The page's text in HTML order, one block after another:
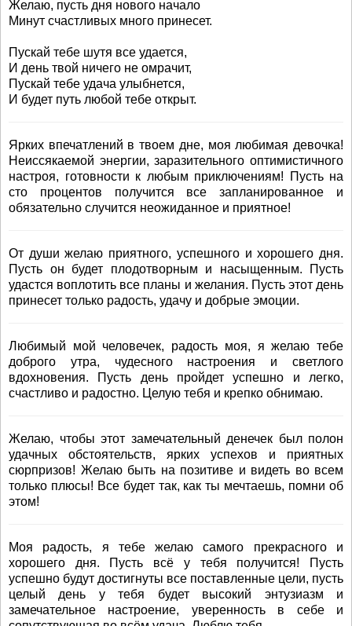
Желаю, пусть дня нового начало
Минут счастливых много принесет.
Пускай тебе шутя все удается,
И день твой ничего не омрачит,
Пускай тебе удача улыбнется,
И будет путь любой тебе открыт.
Ярких впечатлений в твоем дне, моя любимая девочка!
Неиссякаемой энергии, заразительного оптимистичного
настроя, готовности к любым приключениям! Пусть на
сто процентов получится все запланированное и
обязательно случится неожиданное и приятное!
От души желаю приятного, успешного и хорошего дня.
Пусть он будет плодотворным и насыщенным. Пусть
удастся воплотить все планы и желания. Пусть этот день
принесет только радость, удачу и добрые эмоции.
Любимый мой человечек, радость моя, я желаю тебе
доброго утра, чудесного настроения и светлого
вдохновения. Пусть день пройдет успешно и легко,
счастливо и радостно. Целую тебя и крепко обнимаю.
Желаю, чтобы этот замечательный денечек был полон
удачных обстоятельств, ярких успехов и приятных
сюрпризов! Желаю быть на позитиве и видеть во всем
только плюсы! Все будет так, как ты мечтаешь, помни об
этом!
Моя радость, я тебе желаю самого прекрасного и
хорошего дня. Пусть всё у тебя получится! Пусть
успешно будут достигнуты все поставленные цели, пусть
целый день у тебя будет высокий энтузиазм и
замечательное настроение, уверенность в себе и